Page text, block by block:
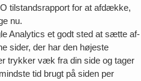
tilstandsrapport for at afdække,
nu.
Analytics et godt sted at sætte af-
sider, der har den højeste
trykker væk fra din side og tager
tid brugt på siden per